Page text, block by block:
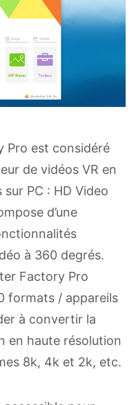
Pro est considéré
de vidéos VR en
PC : HD Video
d’une
à 360 degrés.
Factory Pro
formats / appareils
à convertir la
en haute résolution
8k, 4k et 2k, etc.